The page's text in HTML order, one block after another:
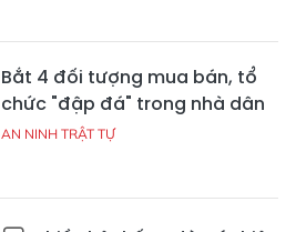
Bắt 4 đối tượng mua bán, tổ
chức "đập đá" trong nhà dân
AN NINH TRẬT TỰ